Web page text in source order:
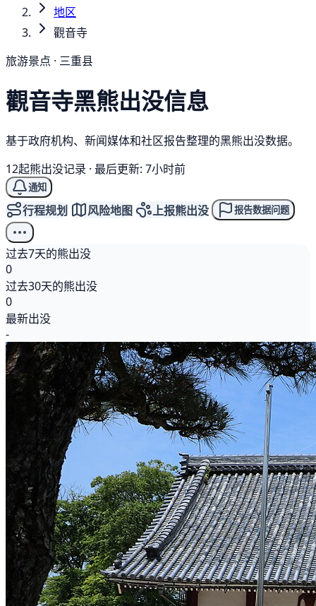
地区
觀音寺
旅游景点 · 三重县
觀音寺黑熊出没信息
基于政府机构、新闻媒体和社区报告整理的黑熊出没数据。
12起熊出没记录 · 最后更新: 7小时前
通知
行程规划 风险地图 上报熊出没 报告数据问题
过去7天的熊出没
0
过去30天的熊出没
0
最新出没
-